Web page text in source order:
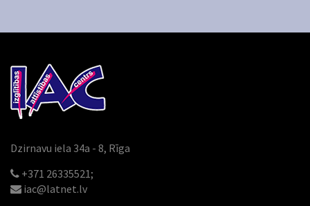
Dzirnavu iela 34a - 8, Rīga
+371 26335521;
iac@latnet.lv